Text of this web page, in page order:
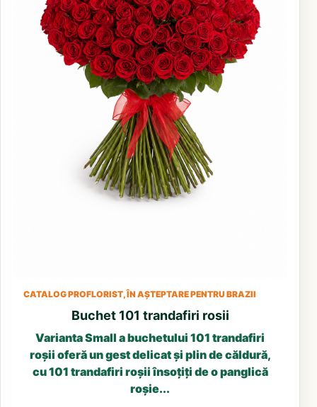
CATALOG PROFLORIST, ÎN AȘTEPTARE PENTRU BRAZII
Buchet 101 trandafiri rosii
Varianta Small a buchetului 101 trandafiri
roșii oferă un gest delicat și plin de căldură,
cu 101 trandafiri roșii însoțiți de o panglică
roșie...